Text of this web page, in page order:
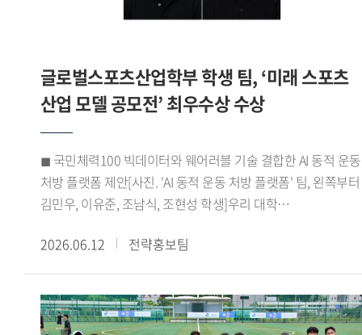
성과를 바탕으로 HUFSPORT팀은 최우수상을 수상하며 실무
적용하며 글로벌 비즈니스 역량을 키울 수 있었다 며 팀원들과
긴밀하게 소통하고 협력하며 문제를 해결해 온 결과
최우수상이라는 뜻깊은 성과를 거둘 수 있어 더욱 의미 있는
대학일자리플러스본부(본부장 신근혜)는 앞으로도 서울시
서울영커리언스 사업에 참여해 학생들에게 실무 중심의 직무
경험 기회를 제공할 예정이다. 또한 고용노동부 재학생 맞춤형
진로 취업 역량 강화를 적극 지원할 계획이다.
글로벌스포츠산업학부 학생 팀, ‘미래 스포츠
산업 모델 공모전’ 최우수상 수상
◼ 국민체력100 빅데이터와 웨어러블 기술 결합한 AI 동적 운동
처방 플랫폼 제안[사진. 'AI 동적 운동 처방 플랫폼' 팀, 왼쪽부터
김민우, 이유준, 조남식, 조현성 학생]우리 대학
동적 운동 처방 플랫폼 팀(김민우 이유준 조남식 조현성)이 지난
5월 21일 한국문화스포츠학회가 주최한 미래 스포츠 산업 모델
공모전 바이오헬스 부문에서 최우수상을 수상했다.이번
공모전은 디지털 헬스케어 기술과 공공데이터를 활용해 국민
2026.06.12 전략홍보팀